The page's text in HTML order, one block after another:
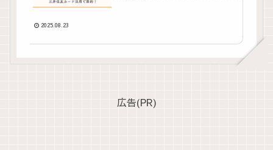
2025.08.23
広告(PR)